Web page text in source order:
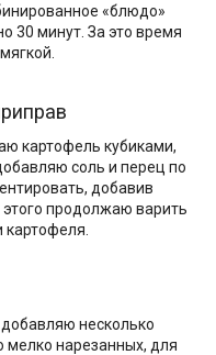
«блюдо»
30 минут. За это время
картофель кубиками,
соль и перец по
добавив
продолжаю варить
картофеля.
несколько
мелко нарезанных, для